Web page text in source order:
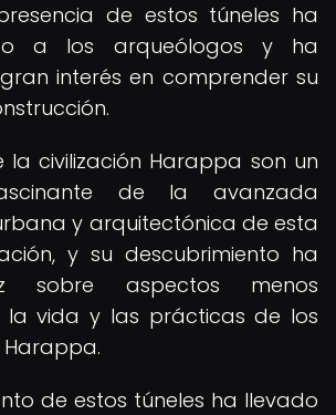
de estos túneles ha
a los arqueólogos y ha
interés en comprender su
la civilización Harappa son un
de la avanzada
y arquitectónica de esta
y su descubrimiento ha
sobre aspectos menos
la vida y las prácticas de los
de estos túneles ha llevado